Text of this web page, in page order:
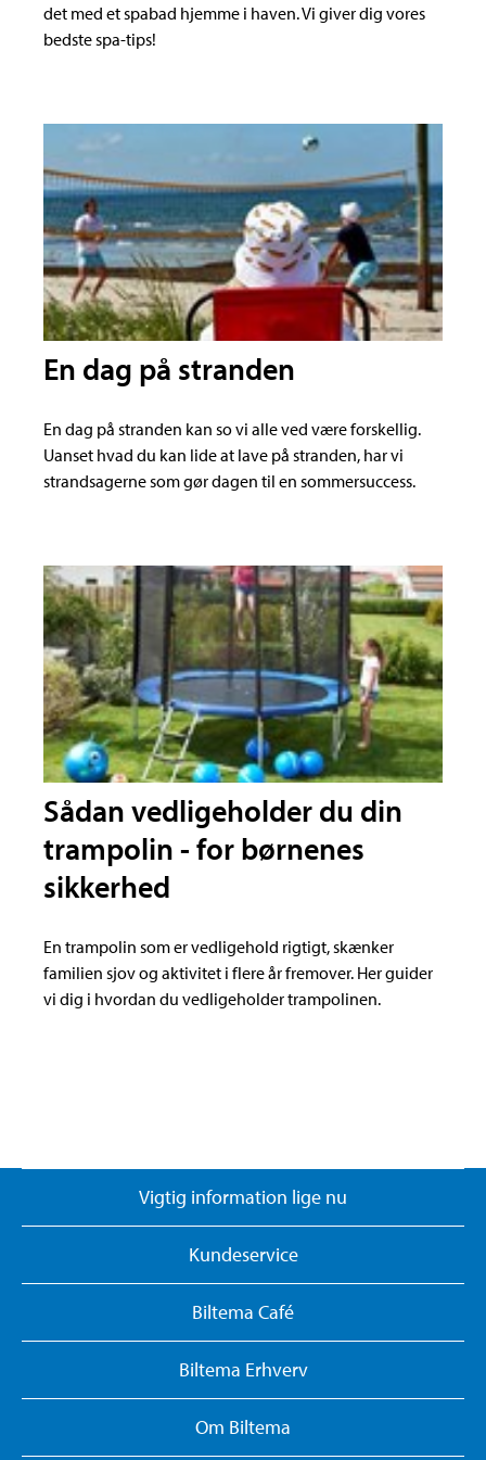
det med et spabad hjemme i haven. Vi giver dig vores
bedste spa-tips!
En dag på stranden
En dag på stranden kan so vi alle ved være forskellig.
Uanset hvad du kan lide at lave på stranden, har vi
strandsagerne som gør dagen til en sommersuccess.
Sådan vedligeholder du din
trampolin - for børnenes
sikkerhed
En trampolin som er vedligehold rigtigt, skænker
familien sjov og aktivitet i flere år fremover. Her guider
vi dig i hvordan du vedligeholder trampolinen.
Vigtig information lige nu
Kundeservice
Biltema Café
Biltema Erhverv
Om Biltema